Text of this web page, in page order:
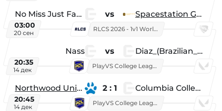
No Miss Just Fake vs Spacestation Gaming
03:00
20 сен
RLCS 2026 - 1v1 World Championship
Nass vs Diaz_(Brazilian_Player)
20:35
14 дек
PlayVS College League 2025: Fall
Northwood University 2 : 1 Columbia College
20:45
14 дек
PlayVS College League 2025: Fall